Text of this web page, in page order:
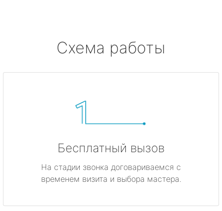
Схема работы
Бесплатный вызов
На стадии звонка договариваемся с
временем визита и выбора мастера.